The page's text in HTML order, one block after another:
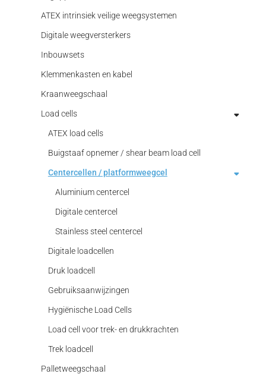
Machines voor het legen van zakken
I/O MODULES
USB Koppelopnemers
Draagbare uitlezing
Indicatoren
Procescontroller
Rekstrook versterkers
USB meetversterkers
High-end krachtopnemers
Kracht kalibraties
DAkkS-kalibraties kracht
Fabriekskalibraties kracht
Lagerkracht sensor
Materiaal beproevingsmachines
Meerassige krachtopnemers
Meetassen
Miniatuur krachtopnemers
Multicomponent Transducers
Opnemer met 2 bereiken
Overbelastings beveiliging kabel
Poelie sensoren
Robot sensor
Trek kracht
Trek/druk kracht
Rekstrookjes voor spanningsanalyse
Wireless / draadloze overdrachtsystemen
Lineaire verplaatsingsopnemers
Optische verplaatsingsopnemers
TESA Meettaster
Verplaatsingsopnemer met kabel
ATEX intrinsiek veilige weegsystemen
Digitale weegversterkers
Inbouwsets
Klemmenkasten en kabel
Kraanweegschaal
Load cells
ATEX load cells
Buigstaaf opnemer / shear beam load cell
Centercellen / platformweegcel
Aluminium centercel
Digitale centercel
Stainless steel centercel
Digitale loadcellen
Druk loadcell
Gebruiksaanwijzingen
Hygiënische Load Cells
Load cell voor trek- en drukkrachten
Trek loadcell
Palletweegschaal